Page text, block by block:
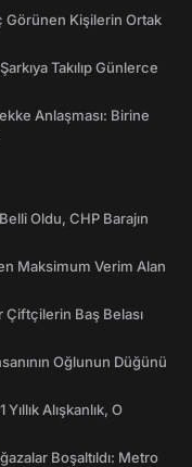
Görünen Kişilerin Ortak
Takılıp Günlerce
Anlaşması: Birine
Oldu, CHP Barajın
Maksimum Verim Alan
Çiftçilerin Baş Belası
Oğlunun Düğünü
Alışkanlık, O
Boşaltıldı: Metro